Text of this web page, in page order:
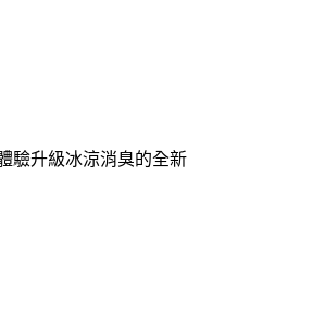
驗升級冰涼消臭的全新